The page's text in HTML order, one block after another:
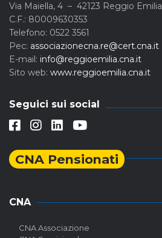
Via Maiella, 4 – 42123 Reggio Emilia
C.F.: 80009630353
Telefono: 0522 3561
Pec: associazionecna.re@cert.cna.it
E-mail: info@reggioemilia.cna.it
Sito web: www.reggioemilia.cna.it
Seguici sui social
CNA Pensionati
CNA
CNA Associazione